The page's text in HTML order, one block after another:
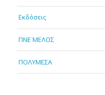
Εκδόσεις
ΓΙΝΕ ΜΕΛΟΣ
ΠΟΛΥΜΕΣΑ